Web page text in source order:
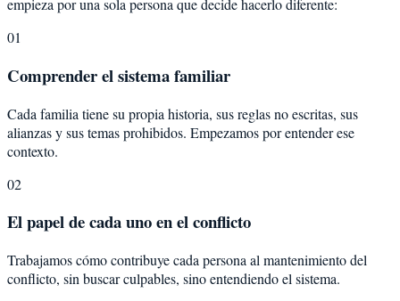
empieza por una sola persona que decide hacerlo diferente:
01
Comprender el sistema familiar
Cada familia tiene su propia historia, sus reglas no escritas, sus
alianzas y sus temas prohibidos. Empezamos por entender ese
contexto.
02
El papel de cada uno en el conflicto
Trabajamos cómo contribuye cada persona al mantenimiento del
conflicto, sin buscar culpables, sino entendiendo el sistema.